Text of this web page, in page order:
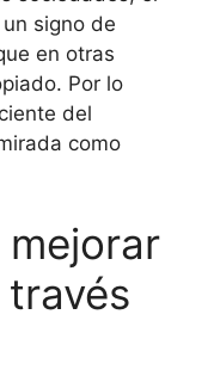
signo de
en otras
Por lo
del
como